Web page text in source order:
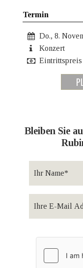
Termin
Do., 8.
Konzert
Eintrittspreis
Bleiben Sie